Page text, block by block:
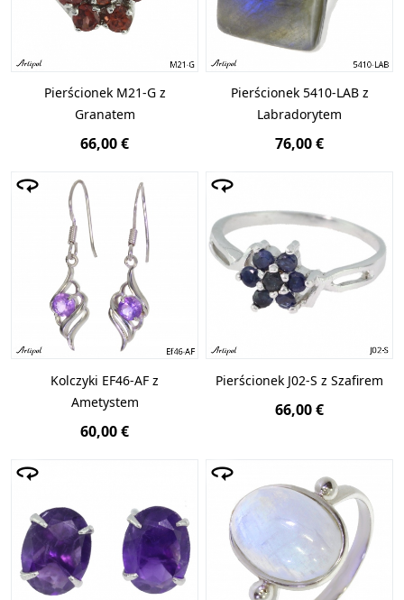
Pierścionek M21-G z
Granatem
66,00 €
Pierścionek 5410-LAB z
Labradorytem
76,00 €
Kolczyki EF46-AF z
Ametystem
60,00 €
Pierścionek J02-S z Szafirem
66,00 €